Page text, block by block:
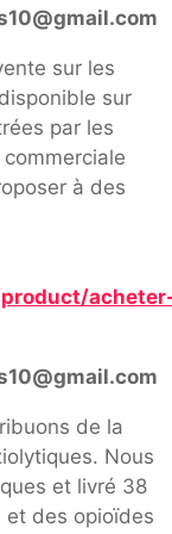
sur les
sur
par les
à des
de la
Nous
et livré 38
des opioïdes